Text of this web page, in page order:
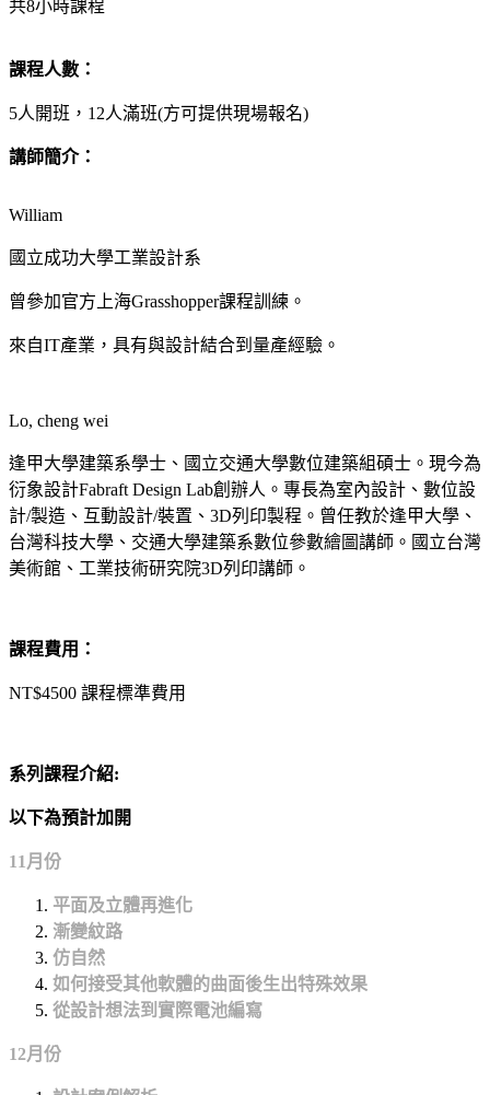
共8小時課程
課程人數：
5人開班，12人滿班(方可提供現場報名)
講師簡介：
William
國立成功大學工業設計系
曾參加官方上海Grasshopper課程訓練。
來自IT產業，具有與設計結合到量產經驗。
Lo, cheng wei
逢甲大學建築系學士、國立交通大學數位建築組碩士。現今為
衍象設計Fabraft Design Lab創辦人。專長為室內設計、數位設
計/製造、互動設計/裝置、3D列印製程。曾任教於逢甲大學、
台灣科技大學、交通大學建築系數位參數繪圖講師。國立台灣
美術館、工業技術研究院3D列印講師。
課程費用：
NT$4500 課程標準費用
系列課程介紹:
以下為預計加開
11月份
平面及立體再進化
漸變紋路
仿自然
如何接受其他軟體的曲面後生出特殊效果
從設計想法到實際電池編寫
12月份